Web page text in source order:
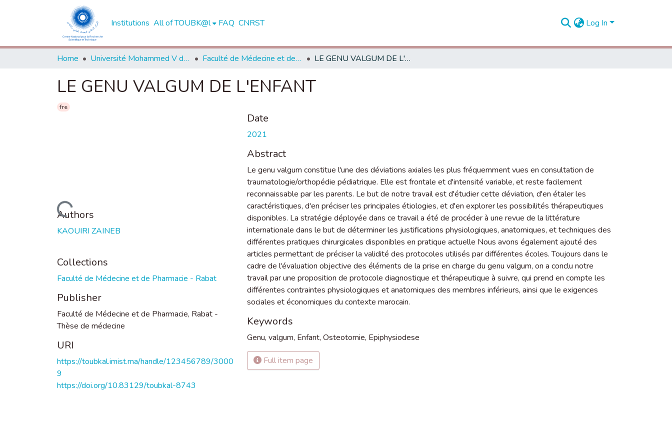
Institutions All of TOUBK@l FAQ CNRST Log In
Home Université Mohammed V de Rabat Faculté de Médecine et de Pharmacie - Rabat LE GENU VALGUM DE L'ENFANT
LE GENU VALGUM DE L'ENFANT
fre
Loading...
Authors
KAOUIRI ZAINEB
Collections
Faculté de Médecine et de Pharmacie - Rabat
Publisher
Faculté de Médecine et de Pharmacie, Rabat -
Thèse de médecine
URI
https://toubkal.imist.ma/handle/123456789/3000
9
https://doi.org/10.83129/toubkal-8743
Date
2021
Abstract
Le genu valgum constitue l'une des déviations axiales les plus fréquemment vues en consultation de
traumatologie/orthopédie pédiatrique. Elle est frontale et d'intensité variable, et reste facilement
reconnaissable par les parents. Le but de notre travail est d'étudier cette déviation, d'en étaler les
caractéristiques, d'en préciser les principales étiologies, et d'en explorer les possibilités thérapeutiques
disponibles. La stratégie déployée dans ce travail a été de procéder à une revue de la littérature
internationale dans le but de déterminer les justifications physiologiques, anatomiques, et techniques des
différentes pratiques chirurgicales disponibles en pratique actuelle Nous avons également ajouté des
articles permettant de préciser la validité des protocoles utilisés par différentes écoles. Toujours dans le
cadre de l'évaluation objective des éléments de la prise en charge du genu valgum, on a conclu notre
travail par une proposition de protocole diagnostique et thérapeutique à suivre, qui prend en compte les
différentes contraintes physiologiques et anatomiques des membres inférieurs, ainsi que le exigences
sociales et économiques du contexte marocain.
Keywords
Genu, valgum, Enfant, Osteotomie, Epiphysiodese
Full item page